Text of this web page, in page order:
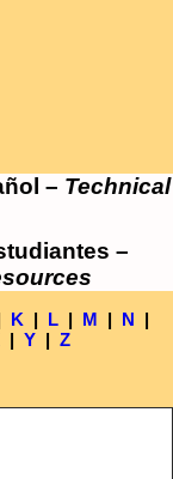
– Technical
–
K | L | M | N |
| Y | Z